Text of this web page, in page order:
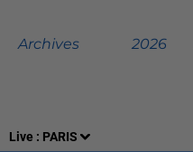
Live : PARIS
Archives 2026